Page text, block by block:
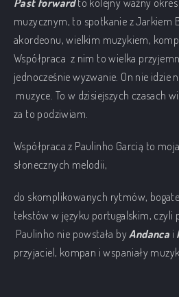
Past forwardto kolejny ważny
muzycznym, to spotkanie z Jarkiem
akordeonu, wielkim muzykiem,
Współpraca z nim to wielka
jednocześnie wyzwanie. On nie
muzyce. To w dzisiejszych czasach
za to podziwiam.
Współpraca z Paulinho Garcią to
słonecznych melodii,
do skomplikowanych rytmów,
tekstów w języku portugalskim, czyli
Paulinho nie powstała byAndanca i
przyjaciel, kompan i wspaniały
PREVIOUS